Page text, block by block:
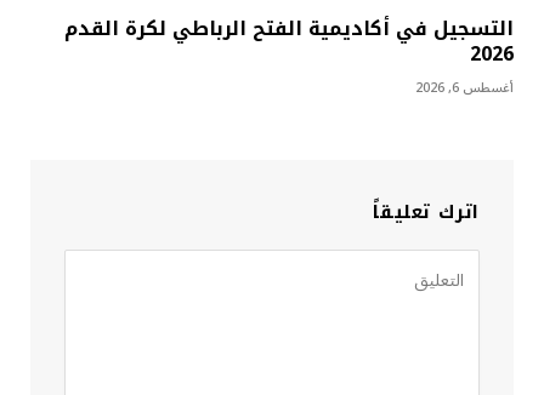
التسجيل في أكاديمية الفتح الرباطي لكرة القدم
2026
أغسطس 6, 2026
اترك تعليقاً